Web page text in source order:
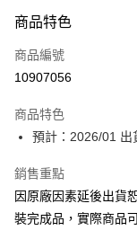
信用卡一次付款
超商取貨付款
Google Pay
全盈+PAY
大哥付你分期
相關說明
商品特色
商品編號
10907056
商品特色
預計：2026/01 出
銷售重點
因原廠因素延後出貨
裝完成品，實際商品